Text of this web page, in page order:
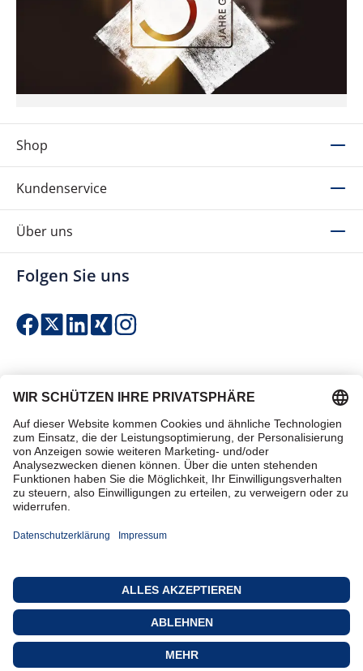
Shop
Kundenservice
Über uns
Folgen Sie uns
Einfach & sicher bezahlen
Zertifiziert einkaufen
Datenschutz